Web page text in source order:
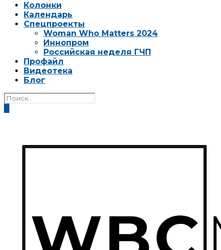
Колонки
Календарь
Спецпроекты
Woman Who Matters 2024
Иннопром
Российская неделя ГЧП
Профайл
Видеотека
Блог